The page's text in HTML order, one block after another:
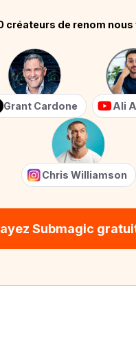
créateurs de renom
Grant Cardone Ali
Chris Williamson
Submagic